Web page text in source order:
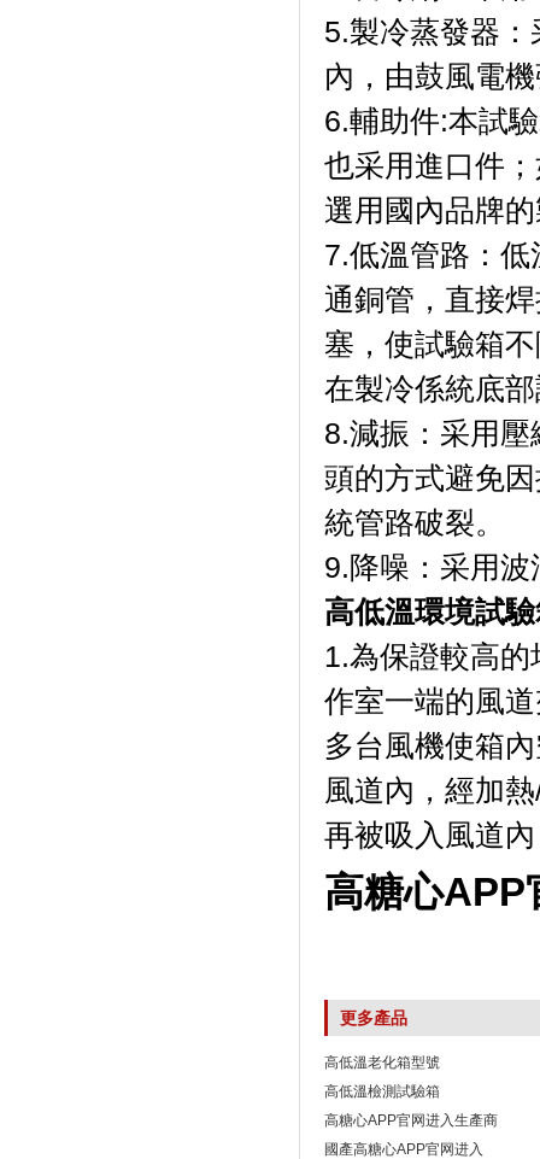
5.製冷蒸發器
內，由鼓風電機
6.輔助件:本試驗
也采用進口件
選用國內品牌的製
7.低溫管路
通銅管，直接
塞，使試驗
在製冷係統底部
8.減振：采
頭的方式避免因
統管路破裂。
9.降噪：采用
高低溫環境試
1.為保證較高的
作室一端的風道夾
多台風機使箱內
風道內，經
再被吸入風道內
高糖心APP
更多產品
高低溫老化箱型號
高低溫檢測試驗箱
高糖心APP官网进入生產商
國產高糖心APP官网进入